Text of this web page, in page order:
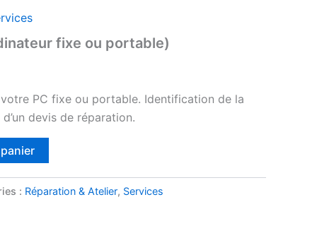
fixe ou portable)
PC fixe ou portable. Identification de la
devis de réparation.
: Réparation & Atelier, Services